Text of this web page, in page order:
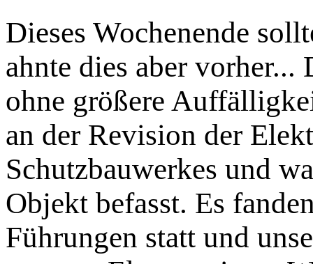
Dieses Wochenende
ahnte dies aber vorher...
ohne größere
an der Revision der
Schutzbauwerkes und
Objekt befasst. Es
Führungen statt und